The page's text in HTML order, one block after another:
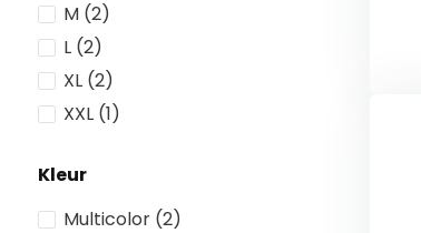
M (2)
L (2)
XL (2)
XXL (1)
Kleur
Multicolor (2)